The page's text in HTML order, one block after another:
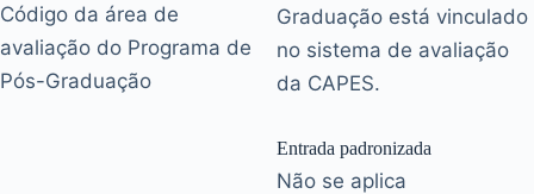
Código da área de
avaliação do Programa de
Pós-Graduação
Graduação está vinculado
no sistema de avaliação
da CAPES.
Entrada padronizada
Não se aplica